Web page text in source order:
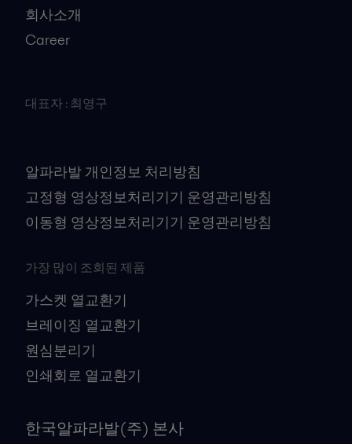
회사소개
Career
대표자 : 최영구
알파라발 개인정보 처리방침
고정형 영상정보처리기기 운영관리방침
이동형 영상정보처리기기 운영관리방침
가장 많이 조회된 제품
가스켓 열교환기
브레이징 열교환기
원심분리기
인쇄회로 열교환기
한국알파라발(주) 본사